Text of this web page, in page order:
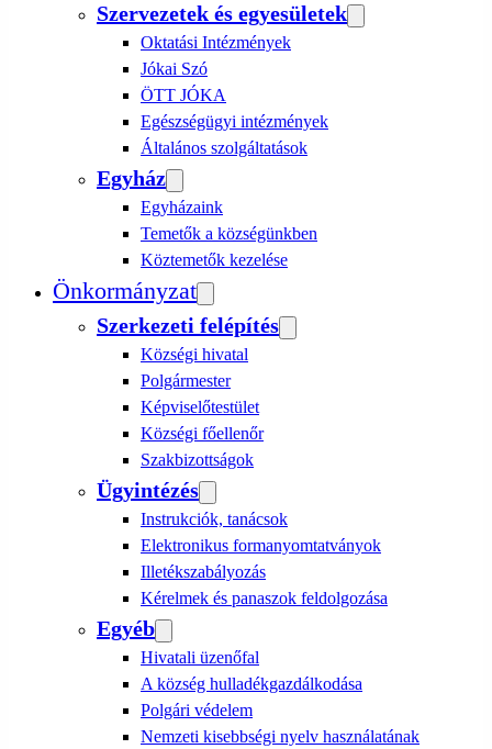
Szervezetek és egyesületek
Oktatási Intézmények
Jókai Szó
ÖTT JÓKA
Egészségügyi intézmények
Általános szolgáltatások
Egyház
Egyházaink
Temetők a községünkben
Köztemetők kezelése
Önkormányzat
Szerkezeti felépítés
Községi hivatal
Polgármester
Képviselőtestület
Községi főellenőr
Szakbizottságok
Ügyintézés
Instrukciók, tanácsok
Elektronikus formanyomtatványok
Illetékszabályozás
Kérelmek és panaszok feldolgozása
Egyéb
Hivatali üzenőfal
A község hulladékgazdálkodása
Polgári védelem
Nemzeti kisebbségi nyelv használatának